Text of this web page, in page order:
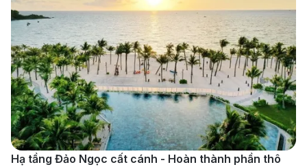
lượng với dịch vụ chu đáo, ghế ngồi thoải mái và
các tiêu chuẩn an toàn hàng đầu. Đây là lựa chọn
lý tưởng cho hành khách ưu tiên tiện nghi và sự
chuyên nghiệp.
Vietjet Air: Hãng hàng không giá rẻ hàng đầu,
Vietjet Air thu hút khách với nhiều chương trình
khuyến mãi hấp dẫn, dịch vụ trẻ trung, và sự tiện
lợi trong việc đặt vé. Phù hợp cho hành khách
Hạ tầng Đảo Ngọc cất cánh - Hoàn thành phần thô